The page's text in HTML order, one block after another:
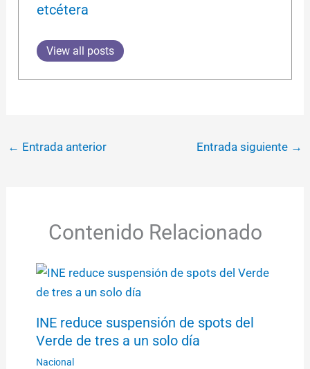
etcétera
View all posts
← Entrada anterior Entrada siguiente →
Contenido Relacionado
INE reduce suspensión de spots del
Verde de tres a un solo día
Nacional